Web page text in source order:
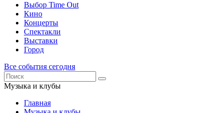
Выбор Time Out
Кино
Концерты
Спектакли
Выставки
Город
Все события сегодня
Музыка и клубы
Главная